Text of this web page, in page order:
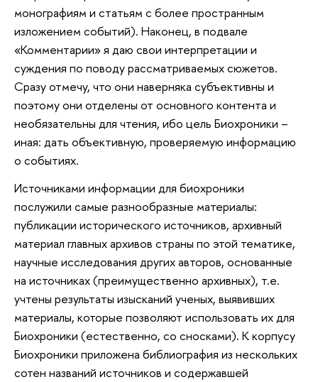
монографиям и статьям с более пространным
изложением событий). Наконец, в подвале
«Комментарии» я даю свои интерпретации и
суждения по поводу рассматриваемых сюжетов.
Сразу отмечу, что они наверняка субъективны и
поэтому они отделены от основного контента и
необязательны для чтения, ибо цель Биохроники –
иная: дать объективную, проверяемую информацию
о событиях.
Источниками информации для биохроники
послужили самые разнообразные материалы:
публикации исторического источников, архивный
материал главных архивов страны по этой тематике,
научные исследования других авторов, основанные
на источниках (преимущественно архивных), т.е.
учтены результаты изысканий ученых, выявивших
материалы, которые позволяют использовать их для
Биохроники (естественно, со сносками). К корпусу
Биохроники приложена библиография из нескольких
сотен названий источников и содержавшей